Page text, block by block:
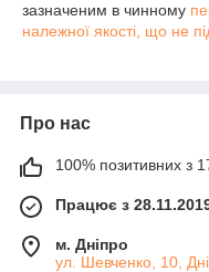
зазначеним в чинному
належної якості, що не
Про нас
100% позитивних з
Працює з
м. Дніпро
ул. Шевченко, 10,